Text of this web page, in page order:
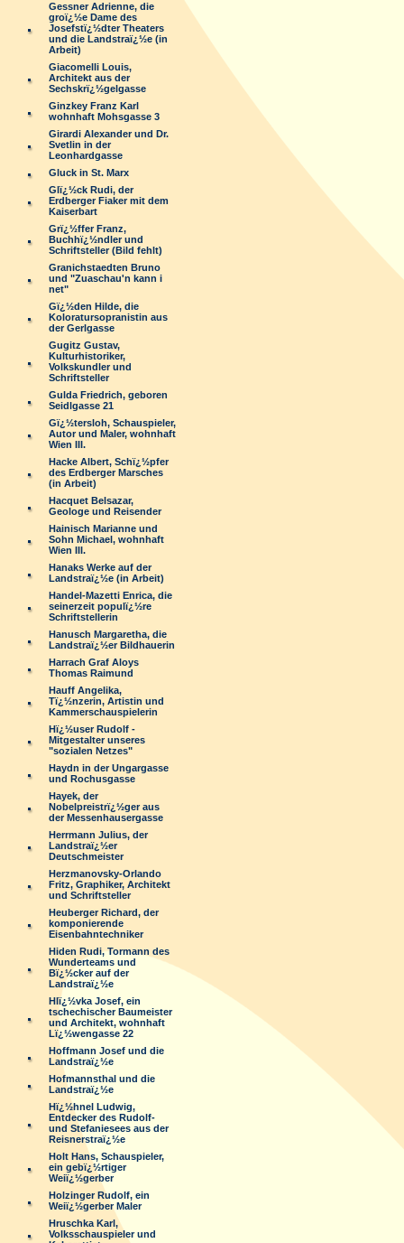
Gessner Adrienne, die
groï¿½e Dame des
Josefstï¿½dter Theaters
und die Landstraï¿½e (in
Arbeit)
Giacomelli Louis,
Architekt aus der
Sechskrï¿½gelgasse
Ginzkey Franz Karl
wohnhaft Mohsgasse 3
Girardi Alexander und Dr.
Svetlin in der
Leonhardgasse
Gluck in St. Marx
Glï¿½ck Rudi, der
Erdberger Fiaker mit dem
Kaiserbart
Grï¿½ffer Franz,
Buchhï¿½ndler und
Schriftsteller (Bild fehlt)
Granichstaedten Bruno
und "Zuaschau'n kann i
net"
Gï¿½den Hilde, die
Koloratursopranistin aus
der Gerlgasse
Gugitz Gustav,
Kulturhistoriker,
Volkskundler und
Schriftsteller
Gulda Friedrich, geboren
Seidlgasse 21
Gï¿½tersloh, Schauspieler,
Autor und Maler, wohnhaft
Wien III.
Hacke Albert, Schï¿½pfer
des Erdberger Marsches
(in Arbeit)
Hacquet Belsazar,
Geologe und Reisender
Hainisch Marianne und
Sohn Michael, wohnhaft
Wien III.
Hanaks Werke auf der
Landstraï¿½e (in Arbeit)
Handel-Mazetti Enrica, die
seinerzeit populï¿½re
Schriftstellerin
Hanusch Margaretha, die
Landstraï¿½er Bildhauerin
Harrach Graf Aloys
Thomas Raimund
Hauff Angelika,
Tï¿½nzerin, Artistin und
Kammerschauspielerin
Hï¿½user Rudolf -
Mitgestalter unseres
"sozialen Netzes"
Haydn in der Ungargasse
und Rochusgasse
Hayek, der
Nobelpreistrï¿½ger aus
der Messenhausergasse
Herrmann Julius, der
Landstraï¿½er
Deutschmeister
Herzmanovsky-Orlando
Fritz, Graphiker, Architekt
und Schriftsteller
Heuberger Richard, der
komponierende
Eisenbahntechniker
Hiden Rudi, Tormann des
Wunderteams und
Bï¿½cker auf der
Landstraï¿½e
Hlï¿½vka Josef, ein
tschechischer Baumeister
und Architekt, wohnhaft
Lï¿½wengasse 22
Hoffmann Josef und die
Landstraï¿½e
Hofmannsthal und die
Landstraï¿½e
Hï¿½hnel Ludwig,
Entdecker des Rudolf-
und Stefaniesees aus der
Reisnerstraï¿½e
Holt Hans, Schauspieler,
ein gebï¿½rtiger
Weiï¿½gerber
Holzinger Rudolf, ein
Weiï¿½gerber Maler
Hruschka Karl,
Volksschauspieler und